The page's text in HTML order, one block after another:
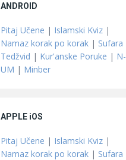
ANDROID
Pitaj Učene | Islamski Kviz |
Namaz korak po korak | Sufara
Tedžvid | Kur'anske Poruke | N-
UM | Minber
APPLE iOS
Pitaj Učene | Islamski Kviz |
Namaz korak po korak | Sufara